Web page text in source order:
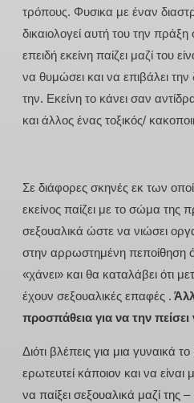
τρόπους. Φυσικα με έναν
δικαιολογεί αυτή του την
επειδή εκείνη παίζει μαζί του
να θυμώσει και να επιβάλει
την. Εκείνη το κάνει σαν
και άλλος ένας τοξικός/
Σε διάφορες σκηνές εκ των
εκείνος παίζει με το σώμα της
σεξουαλικά ώστε να νιώσει
στην αρρωστημένη πεποίθηση
«χάνει» και θα καταλάβει ότι
έχουν σεξουαλικές επαφές .
προσπάθεια για να την πείσει
Διότι βλέπεις για μια γυναικά
ερωτευτεί κάποιον και να είναι
να παίξει σεξουαλικά μαζί της